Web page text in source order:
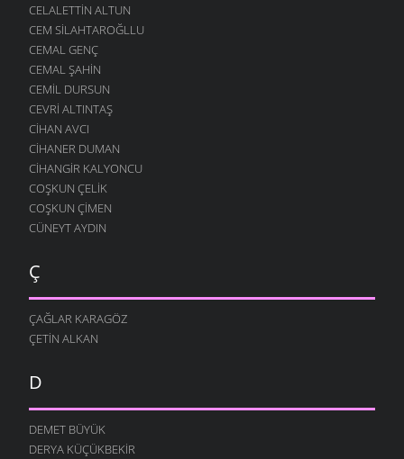
CELALETTIN ALTUN
CEM SILAHTAROĞLLU
CEMAL GENÇ
CEMAL ŞAHIN
CEMIL DURSUN
CEVRI ALTINTAŞ
CIHAN AVCI
CIHANER DUMAN
CIHANGIR KALYONCU
COŞKUN ÇELIK
COŞKUN ÇIMEN
CÜNEYT AYDIN
Ç
ÇAĞLAR KARAGÖZ
ÇETIN ALKAN
D
DEMET BÜYÜK
DERYA KÜÇÜKBEKIR